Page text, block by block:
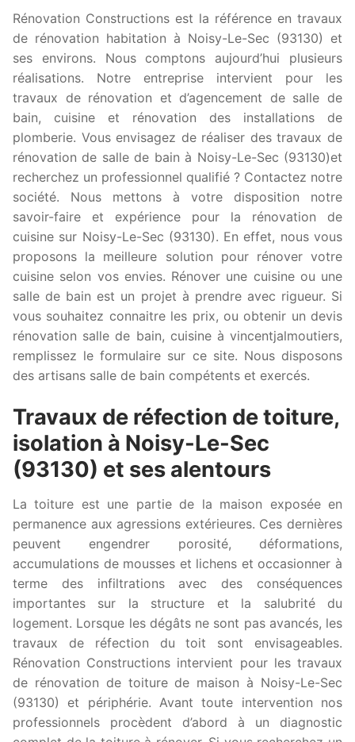
Rénovation Constructions est la référence en travaux
de rénovation habitation à Noisy-Le-Sec (93130) et
ses environs. Nous comptons aujourd’hui plusieurs
réalisations. Notre entreprise intervient pour les
travaux de rénovation et d’agencement de salle de
bain, cuisine et rénovation des installations de
plomberie. Vous envisagez de réaliser des travaux de
rénovation de salle de bain à Noisy-Le-Sec (93130)et
recherchez un professionnel qualifié ? Contactez notre
société. Nous mettons à votre disposition notre
savoir-faire et expérience pour la rénovation de
cuisine sur Noisy-Le-Sec (93130). En effet, nous vous
proposons la meilleure solution pour rénover votre
cuisine selon vos envies. Rénover une cuisine ou une
salle de bain est un projet à prendre avec rigueur. Si
vous souhaitez connaitre les prix, ou obtenir un devis
rénovation salle de bain, cuisine à vincentjalmoutiers,
remplissez le formulaire sur ce site. Nous disposons
des artisans salle de bain compétents et exercés.
Travaux de réfection de toiture,
isolation à Noisy-Le-Sec
(93130) et ses alentours
La toiture est une partie de la maison exposée en
permanence aux agressions extérieures. Ces dernières
peuvent engendrer porosité, déformations,
accumulations de mousses et lichens et occasionner à
terme des infiltrations avec des conséquences
importantes sur la structure et la salubrité du
logement. Lorsque les dégâts ne sont pas avancés, les
travaux de réfection du toit sont envisageables.
Rénovation Constructions intervient pour les travaux
de rénovation de toiture de maison à Noisy-Le-Sec
(93130) et périphérie. Avant toute intervention nos
professionnels procèdent d’abord à un diagnostic